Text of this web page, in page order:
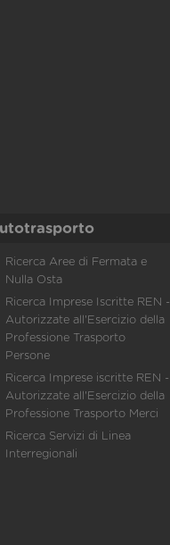
Ricerca Aree di Fermata e
Nulla Osta
Ricerca Imprese Iscritte REN -
Autorizzate all'Esercizio della
Professione Trasporto
Persone
Ricerca Imprese iscritte REN -
Autorizzate all'Esercizio della
Professione Trasporto Merci
Ricerca Servizi di Linea
Interregionali